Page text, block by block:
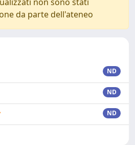
da parte dell'ateneo
ND
ND
ND